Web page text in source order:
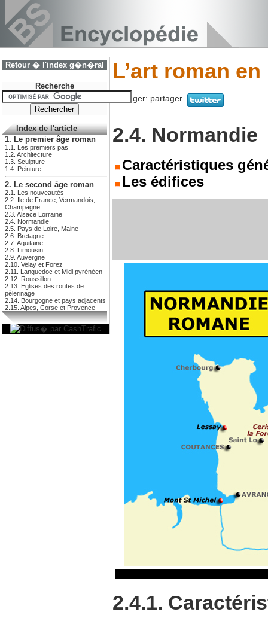
Retour � l'index g�n�ral
Recherche
Index de l'article
1. Le premier âge roman
1.1. Les premiers pas
1.2. Architecture
1.3. Sculpture
1.4. Peinture
2. Le second âge roman
2.1. Les nouveautés
2.2. Ile de France, Vermandois,
Champagne
2.3. Alsace Lorraine
2.4. Normandie
2.5. Pays de Loire, Maine
2.6. Bretagne
2.7. Aquitaine
2.8. Limousin
2.9. Auvergne
2.10. Velay et Forez
2.11. Languedoc et Midi pyrénéen
2.12. Roussillon
2.13. Eglises des routes de
pèlerinage
2.14. Bourgogne et pays adjacents
2.15. Alpes, Corse et Provence
L’art roman
Partager: partager
2.4. Normandie
Caractéristiques
Les édifices
2.4.1.